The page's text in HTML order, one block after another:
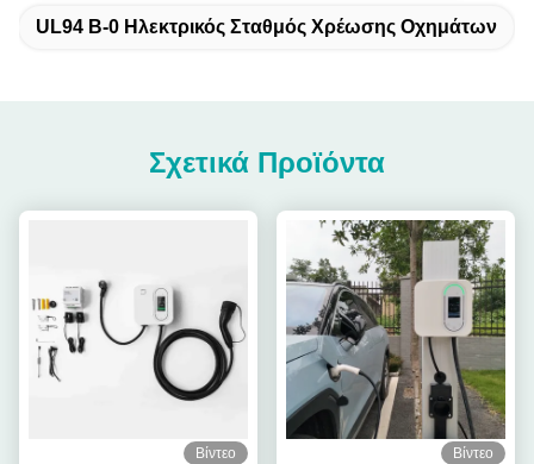
UL94 Β-0 Ηλεκτρικός Σταθμός Χρέωσης Οχημάτων
Σχετικά Προϊόντα
Βίντεο Βίντεο